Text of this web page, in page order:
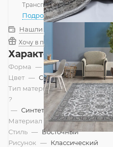
Транспортной компанией—
Подробнее
Нашли дешевле?
Хочу в подарок
Характеристики
Форма — Прямоугольник
Цвет — Серый
Тип материала
?
— Синтетический
Материал
— Полипропилен
Стиль — Восточный
Рисунок — Классический